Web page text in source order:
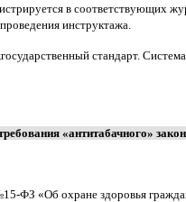
в соответствующих
инструктажа.
стандарт. Система
«антитабачного»
ФЗ «Об охране здоровья